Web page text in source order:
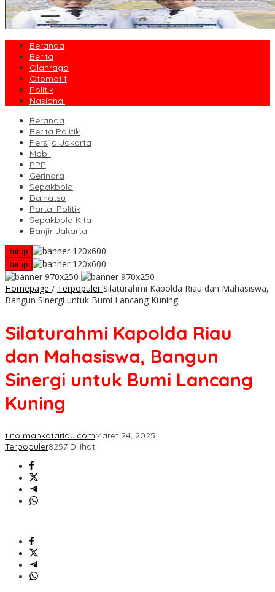
Beranda
Berita
Olahraga
Otomatif
Politik
Nasional
Beranda
Berita Politik
Persija Jakarta
Mobil
PPP
Gerindra
Sepakbola
Daihatsu
Partai Politik
Sepakbola Kita
Banjir Jakarta
tutup
tutup
Homepage / Terpopuler Silaturahmi Kapolda Riau dan Mahasiswa,
Bangun Sinergi untuk Bumi Lancang Kuning
Silaturahmi Kapolda Riau
dan Mahasiswa, Bangun
Sinergi untuk Bumi Lancang
Kuning
tino mahkotariau.comMaret 24, 2025
Terpopuler8257 Dilihat